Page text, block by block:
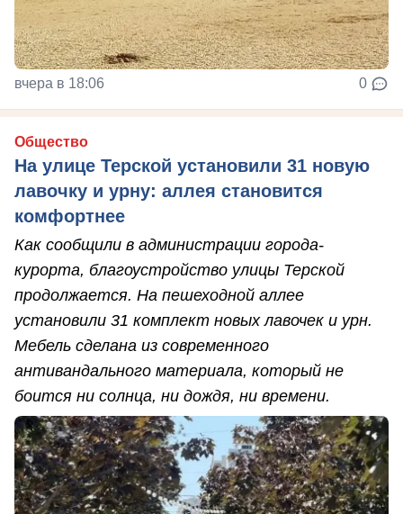
вчера в 18:06 0
Общество
На улице Терской установили 31 новую
лавочку и урну: аллея становится
комфортнее
Как сообщили в администрации города-
курорта, благоустройство улицы Терской
продолжается. На пешеходной аллее
установили 31 комплект новых лавочек и урн.
Мебель сделана из современного
антивандального материала, который не
боится ни солнца, ни дождя, ни времени.